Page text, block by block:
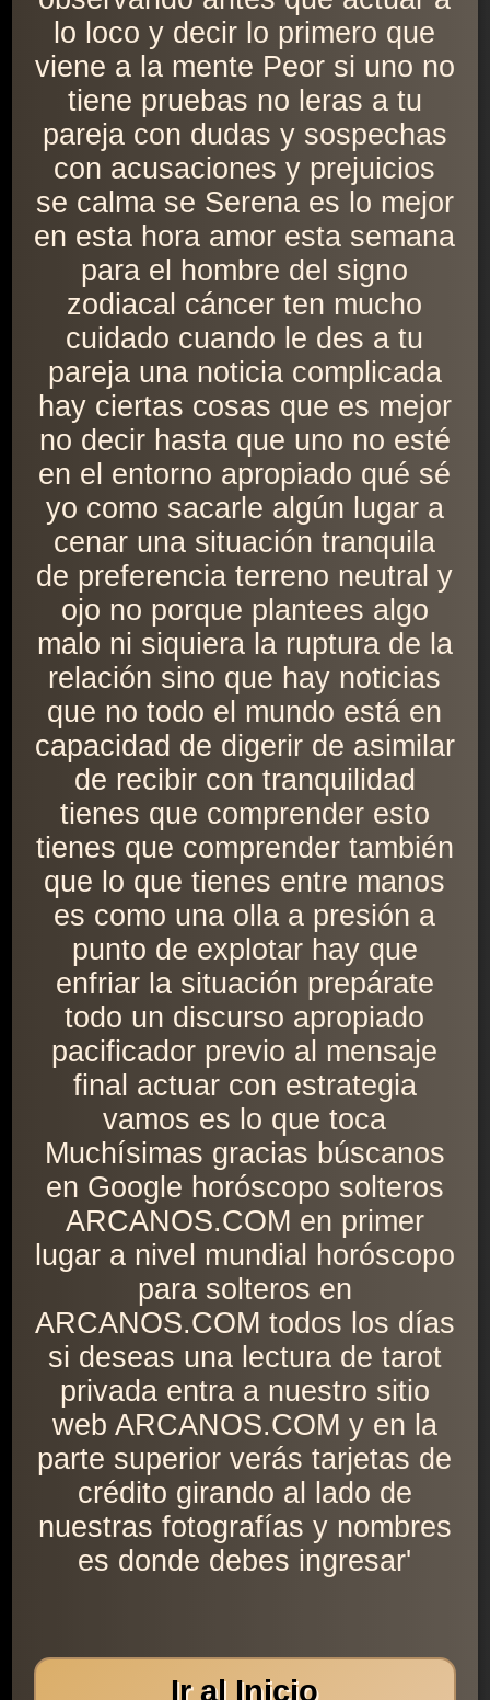
lo loco y decir lo primero que
viene a la mente Peor si uno no
tiene pruebas no leras a tu
pareja con dudas y sospechas
con acusaciones y prejuicios
se calma se Serena es lo mejor
en esta hora amor esta semana
para el hombre del signo
zodiacal cáncer ten mucho
cuidado cuando le des a tu
pareja una noticia complicada
hay ciertas cosas que es mejor
no decir hasta que uno no esté
en el entorno apropiado qué sé
yo como sacarle algún lugar a
cenar una situación tranquila
de preferencia terreno neutral y
ojo no porque plantees algo
malo ni siquiera la ruptura de la
relación sino que hay noticias
que no todo el mundo está en
capacidad de digerir de asimilar
de recibir con tranquilidad
tienes que comprender esto
tienes que comprender también
que lo que tienes entre manos
es como una olla a presión a
punto de explotar hay que
enfriar la situación prepárate
todo un discurso apropiado
pacificador previo al mensaje
final actuar con estrategia
vamos es lo que toca
Muchísimas gracias búscanos
en Google horóscopo solteros
ARCANOS.COM en primer
lugar a nivel mundial horóscopo
para solteros en
ARCANOS.COM todos los días
si deseas una lectura de tarot
privada entra a nuestro sitio
web ARCANOS.COM y en la
parte superior verás tarjetas de
crédito girando al lado de
nuestras fotografías y nombres
es donde debes ingresar'
Ir al Inicio